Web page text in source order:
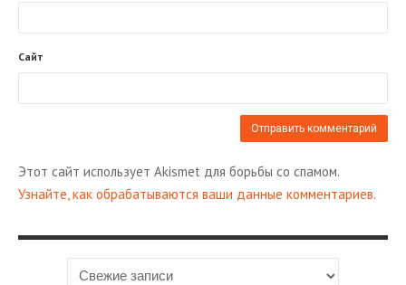
Сайт
Этот сайт использует Akismet для борьбы со спамом.
Узнайте, как обрабатываются ваши данные комментариев.